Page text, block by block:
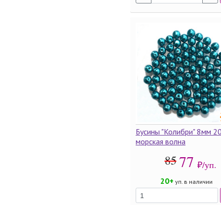
Бусины "Колибри" 8мм
морская волна
8577 ₽/уп.
20+ уп. в наличии